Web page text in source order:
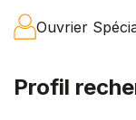
Ouvrier
Profil